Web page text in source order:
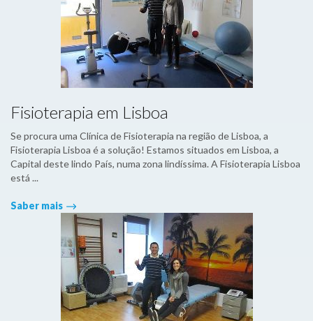
Fisioterapia em Lisboa
Se procura uma Clínica de Fisioterapia na região de Lisboa, a
Fisioterapia Lisboa é a solução! Estamos situados em Lisboa, a
Capital deste lindo País, numa zona lindíssima. A Fisioterapia Lisboa
está ...
Saber mais